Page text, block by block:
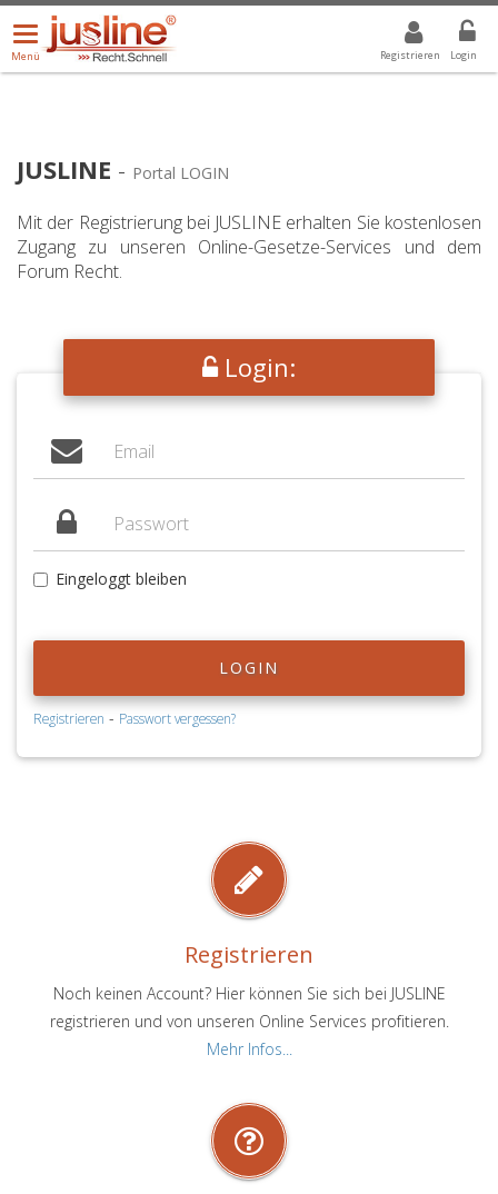
Registrieren Login
Menü
öffnen/schließen
Menü
ALLE DROPDOWN: GEWÄHLTER WERT IST ALLE
JUSLINE - Portal LOGIN
Mit der Registrierung bei JUSLINE erhalten Sie kostenlosen
Zugang zu unseren Online-Gesetze-Services und dem
Forum Recht.
Login:
Eingeloggt bleiben
LOGIN
Registrieren - Passwort vergessen?
Registrieren
Noch keinen Account? Hier können Sie sich bei JUSLINE
registrieren und von unseren Online Services profitieren.
Mehr Infos...